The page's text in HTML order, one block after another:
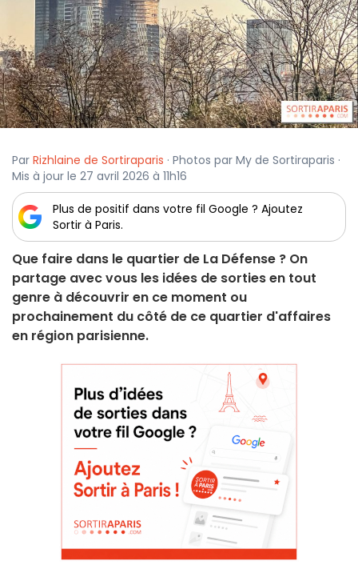
Par Rizhlaine de Sortiraparis · Photos par My de Sortiraparis ·
Mis à jour le 27 avril 2026 à 11h16
Plus de positif dans votre fil Google ? Ajoutez
Sortir à Paris.
Que faire dans le quartier de La Défense ? On
partage avec vous les idées de sorties en tout
genre à découvrir en ce moment ou
prochainement du côté de ce quartier d'affaires
en région parisienne.